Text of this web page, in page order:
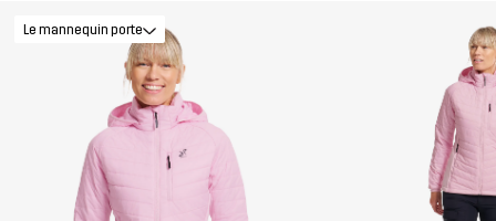
Le mannequin porte